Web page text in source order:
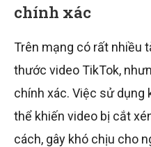
chính xác
Trên mạng có rất nhiều
thước video TikTok,
chính xác. Việc sử
thể khiến video bị cắt
cách, gây khó chịu cho